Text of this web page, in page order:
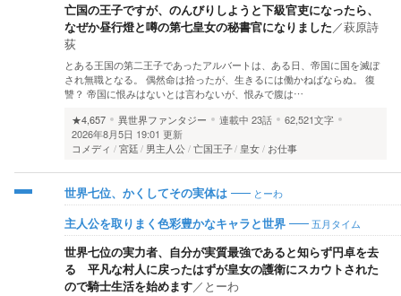
亡国の王子ですが、のんびりしようと下級官吏になったら、
なぜか昼行燈と噂の第七皇女の秘書官になりました／萩原詩
荻
とある王国の第二王子であったアルバートは、ある日、帝国に国を滅ぼ
され無職となる。 偶然命は拾ったが、生きるには働かねばならぬ。 復
讐？ 帝国に恨みはないとは言わないが、恨みで腹は…
★4,657
異世界ファンタジー 連載中 23話
62,521文字
2026年8月5日 19:01 更新
コメディ
宮廷 男主人公 亡国王子 皇女 お仕事
世界七位、かくしてその実体は とーわ
主人公を取りまく色彩豊かなキャラと世界 五月タイム
世界七位の実力者、自分が実質最強であると知らず円卓を去
る 平凡な村人に戻ったはずが皇女の護衛にスカウトされた
ので騎士生活を始めます／ とーわ